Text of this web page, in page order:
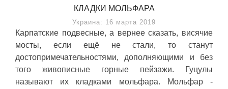
КЛАДКИ МОЛЬФАРА
Украина: 16 марта 2019
Карпатские подвесные, а вернее сказать, висячие
мосты, если ещё не стали, то станут
достопримечательностями, дополняющими и без
того живописные горные пейзажи. Гуцулы
называют их кладками мольфара. Мольфар -